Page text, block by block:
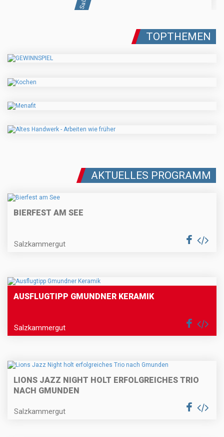
TOPTHEMEN
AKTUELLES PROGRAMM
BIERFEST AM SEE
Salzkammergut
AUSFLUGTIPP GMUNDNER KERAMIK
Salzkammergut
LIONS JAZZ NIGHT HOLT ERFOLGREICHES TRIO
NACH GMUNDEN
Salzkammergut